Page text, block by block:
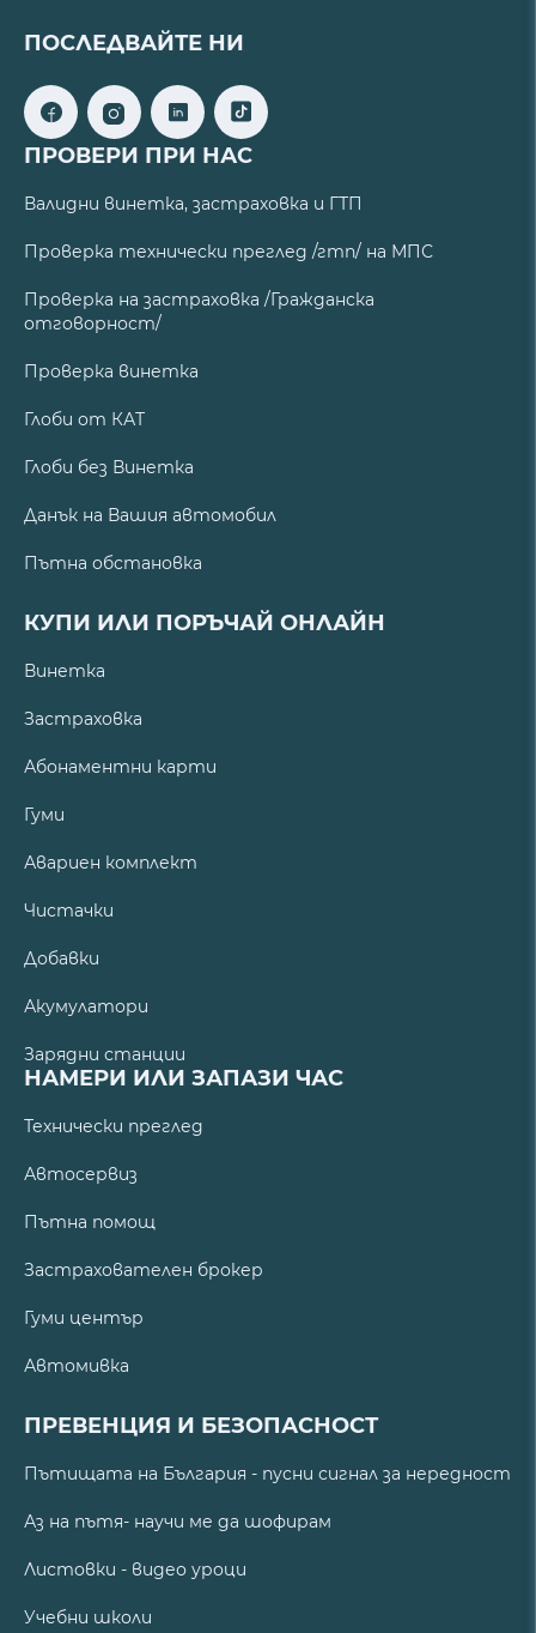
ПОСЛЕДВАЙТЕ НИ
ПРОВЕРИ ПРИ НАС
Валидни винетка, застраховка и ГТП
Проверка технически преглед /гтп/ на МПС
Проверка на застраховка /Гражданска
отговорност/
Проверка винетка
Глоби от КАТ
Глоби без Винетка
Данък на Вашия автомобил
Пътна обстановка
КУПИ ИЛИ ПОРЪЧАЙ ОНЛАЙН
Винетка
Застраховка
Абонаментни карти
Гуми
Авариен комплект
Чистачки
Добавки
Акумулатори
Зарядни станции
НАМЕРИ ИЛИ ЗАПАЗИ ЧАС
Технически преглед
Автосервиз
Пътна помощ
Застрахователен брокер
Гуми център
Автомивка
ПРЕВЕНЦИЯ И БЕЗОПАСНОСТ
Пътищата на България - пусни сигнал за нередност
Аз на пътя- научи ме да шофирам
Листовки - видео уроци
Учебни школи